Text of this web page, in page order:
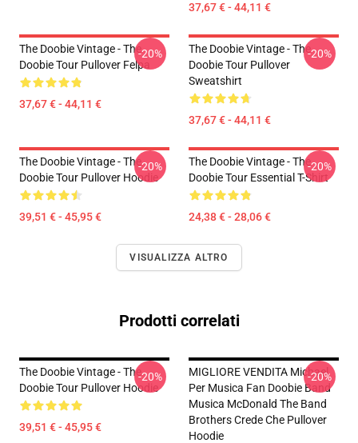
37,67 € - 44,11 €
The Doobie Vintage - The
Doobie Tour Pullover Felpa
37,67 € - 44,11 €
-20%
The Doobie Vintage - The
Doobie Tour Pullover
Sweatshirt
37,67 € - 44,11 €
-20%
The Doobie Vintage - The
Doobie Tour Pullover Hoodie
39,51 € - 45,95 €
-20%
The Doobie Vintage - The
Doobie Tour Essential T-Shirt
24,38 € - 28,06 €
-20%
VISUALIZZA ALTRO
Prodotti correlati
The Doobie Vintage - The
Doobie Tour Pullover Hoodie
39,51 € - 45,95 €
-20%
MIGLIORE VENDITA Michael
Per Musica Fan Doobie Band
Musica McDonald The Band
Brothers Crede Che Pullover
Hoodie
-20%